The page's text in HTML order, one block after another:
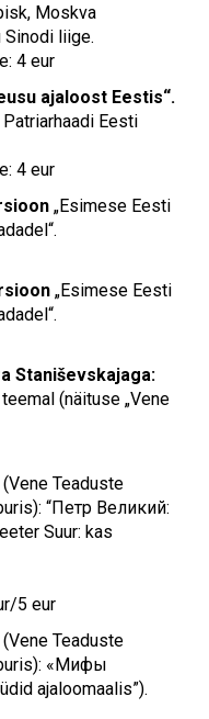
Moskva
Sinodi liige.
4 eur
ajaloost Eestis“.
Eesti
4 eur
„Esimese Eesti
„Esimese Eesti
Staniševskajaga:
(näituse „Vene
(Vene Teaduste
“Петр Великий:
Suur: kas
5 eur
(Vene Teaduste
«Мифы
ajaloomaalis”).